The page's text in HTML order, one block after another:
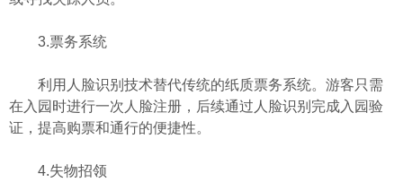
3.票务系统
利用人脸识别技术替代传统的纸质票务系统。游客只需
在入园时进行一次人脸注册，后续通过人脸识别完成入园验
证，提高购票和通行的便捷性。
4.失物招领